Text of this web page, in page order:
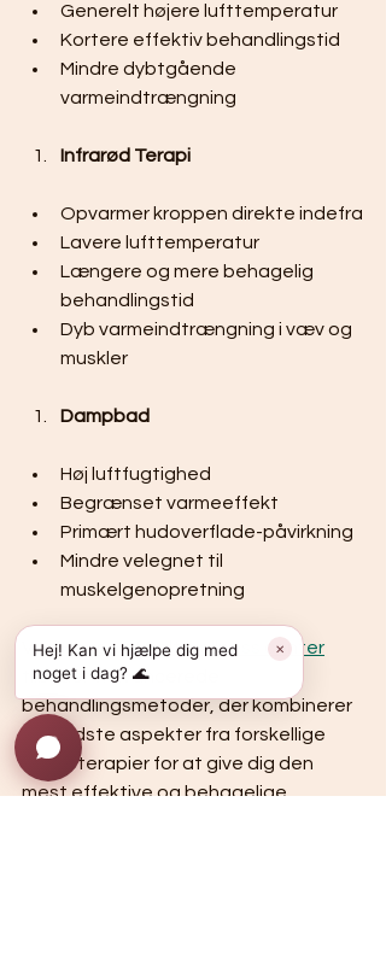
Generelt højere lufttemperatur
Kortere effektiv behandlingstid
Mindre dybtgående
varmeindtrængning
Infrarød Terapi
Opvarmer kroppen direkte indefra
Lavere lufttemperatur
Længere og mere behagelig
behandlingstid
Dyb varmeindtrængning i væv og
muskler
Dampbad
Høj luftfugtighed
Begrænset varmeeffekt
Primært hudoverflade-påvirkning
Mindre velegnet til
muskelgenopretning
Ved House of Salt wellness center
tilbyder vi avancerede
behandlingsmetoder, der kombinerer
de bedste aspekter fra forskellige
varmeterapier for at give dig den
mest effektive og behagelige
Hej! Kan vi hjælpe dig med
noget i dag? 🌊
✕